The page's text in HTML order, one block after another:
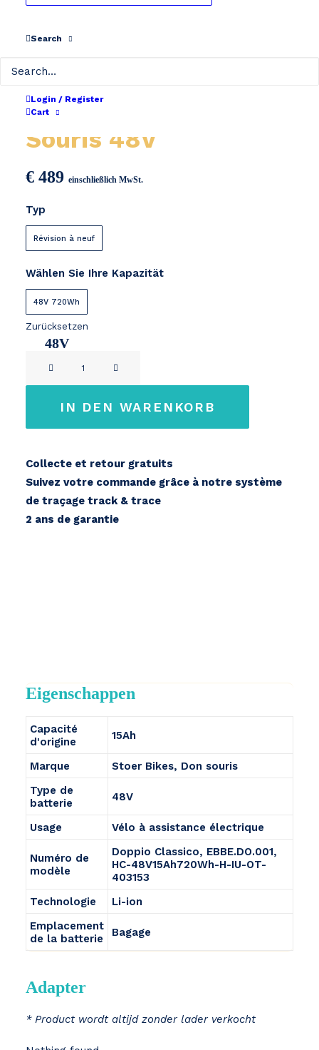
Search
Login / Register
Cart
Stoer bikes / Don
Souris 48V
€ 489 einschließlich MwSt.
Typ
Révision à neuf
Wählen Sie Ihre Kapazität
48V 720Wh
48V
Zurücksetzen
Menge
IN DEN WARENKORB
Collecte et retour gratuits
Suivez votre commande grâce à notre système
de traçage track & trace
2 ans de garantie
Eigenschappen
Capacité
d'origine
15Ah
Marque
Stoer Bikes, Don souris
Type de
batterie
48V
Usage Vélo à assistance électrique
Numéro de
modèle
Doppio Classico, EBBE.DO.001,
HC-48V15Ah720Wh-H-IU-OT-
403153
Technologie
Li-ion
Emplacement
de la batterie
Bagage
Adapter
* Product wordt altijd zonder lader verkocht